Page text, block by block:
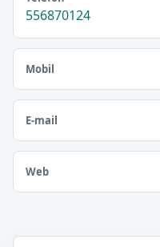
556870124
Mobil
E-mail
Web